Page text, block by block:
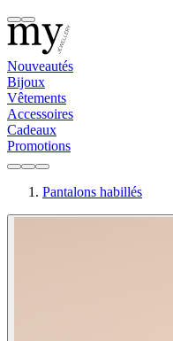
Nouveautés
Bijoux
Vêtements
Accessoires
Cadeaux
Promotions
Pantalons habillés